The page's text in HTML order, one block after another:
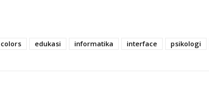
colors edukasi informatika interface psikologi